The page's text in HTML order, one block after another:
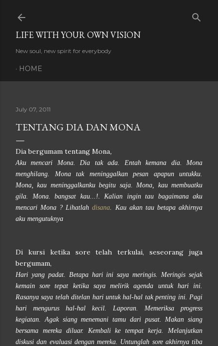
LIFE WITH YOUR OWN VISION
New soul, new spirit for everybody
HOME
July 07, 2011
TENTANG DIA DAN MONA
Dia bergumam tentang Mona,
Aku mencari Mona. Dia tak ada. Entah kemana dia. Mona
menghilang. Mona tak meninggalkan pesan apapun untukku.
Mona, kau meninggalkanku begitu saja. Mona, kau membuatku
gila. Mona. bangsat kau...!. Kalian ingin tau bagaimana aku
mencari Mona ? Lihatlahdisana. Kau akan tau betapa akhirnya
aku mengutuknya
Di kursi ketika sore telah terkulai, seseorang juga
bergumam,
Hari yang padat. Betapa hari ini saya meringis. Meringis sejak
kemain sore tepat ketika saya melirik agenda untuk hari ini.
Rasanya saya telah ditelan hari untuk hal-hal tak penting ini. Pagi
hari mengurus hal-hal kecil. Laporan. Memeriksa progress
kegiatan. Agak siang menemani tamu dari pusat. Makan siang
bersama mereka diluar. Kembali ke tempat kerja. Melanjutkan
diskusi dan evaluasi dengan mereka. Untunglah sore akhirnya tiba